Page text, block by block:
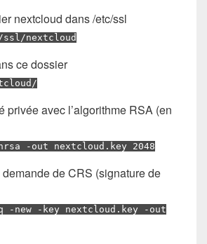
nextcloud dans /etc/ssl
nextcloud
ce dossier
privée avec l’algorithme RSA (en
-out nextcloud.key 2048
demande de CRS (signature de
-new -key nextcloud.key -out